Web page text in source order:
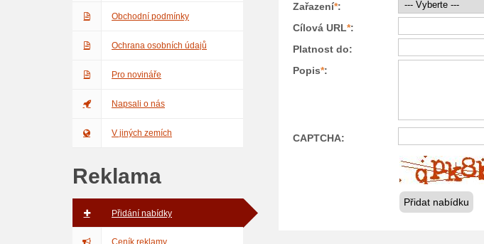
Obchodní podmínky
Ochrana osobních údajů
Pro novináře
Napsali o nás
V jiných zemích
Reklama
Přidání nabídky
Ceník reklamy
Zařazení*:
Cílová URL*:
Platnost do:
Popis*:
CAPTCHA:
Přidat nabídku